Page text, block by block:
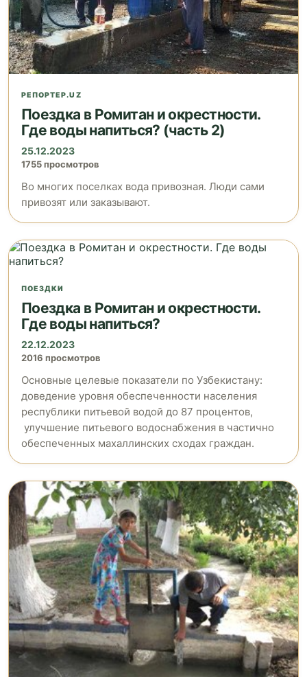
РЕПОРТЕР.UZ
Поездка в Ромитан и окрестности.
Где воды напиться? (часть 2)
25.12.2023
1755 просмотров
Вo многих поселках вода привозная. Люди сами
привозят или заказывают.
ПОЕЗДКИ
Поездка в Ромитан и окрестности.
Где воды напиться?
22.12.2023
2016 просмотров
Основные целевые показатели по Узбекистану:
доведение уровня обеспеченности населения
республики питьевой водой до 87 процентов,
улучшение питьевого водоснабжения в частично
обеспеченных махаллинских сходах граждан.